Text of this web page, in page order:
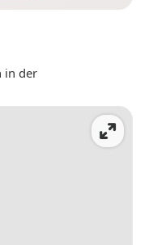
in der